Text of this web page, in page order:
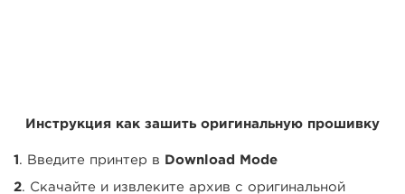
Инструкция как зашить оригинальную прошивку
1 . Введите принтер в Download Mode
2. Скачайте и извлеките архив с оригинальной